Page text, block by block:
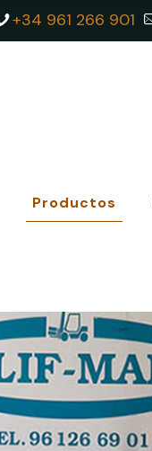
+34 961 266 901
Productos